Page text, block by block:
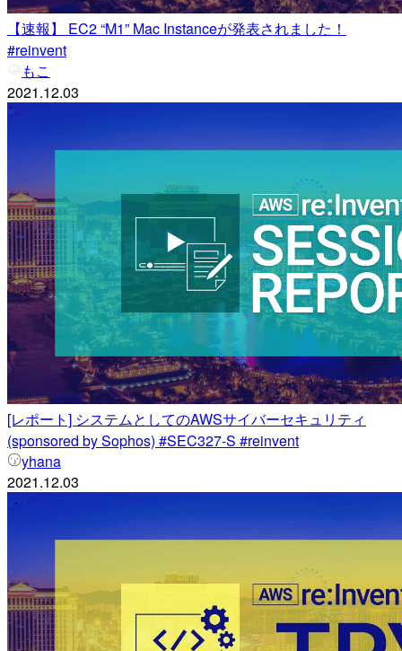
【速報】 EC2 “M1” Mac Instanceが発表されました！
#reinvent
もこ
2021.12.03
[レポート] システムとしてのAWSサイバーセキュリティ
(sponsored by Sophos) #SEC327-S #reinvent
yhana
2021.12.03